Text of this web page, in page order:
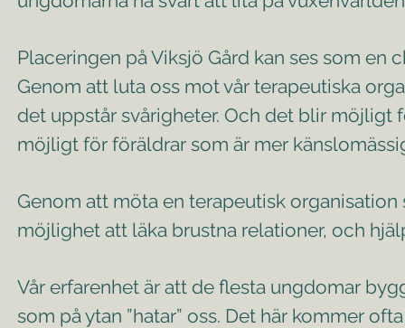
Placeringen på Viksjö Gård kan ses som
Genom att luta oss mot vår terapeutiska
det uppstår svårigheter. Och det blir möjligt
möjligt för föräldrar som är mer
Genom att möta en terapeutisk
möjlighet att läka brustna relationer, och
Vår erfarenhet är att de flesta ungdomar
som på ytan ”hatar” oss. Det här kommer